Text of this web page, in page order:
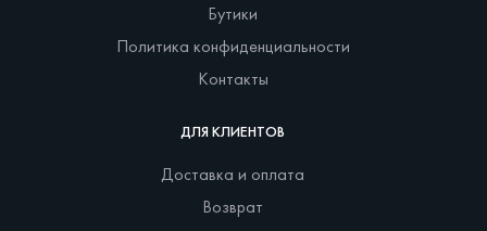
Бутики
Политика конфиденциальности
Контакты
ДЛЯ КЛИЕНТОВ
Доставка и оплата
Возврат